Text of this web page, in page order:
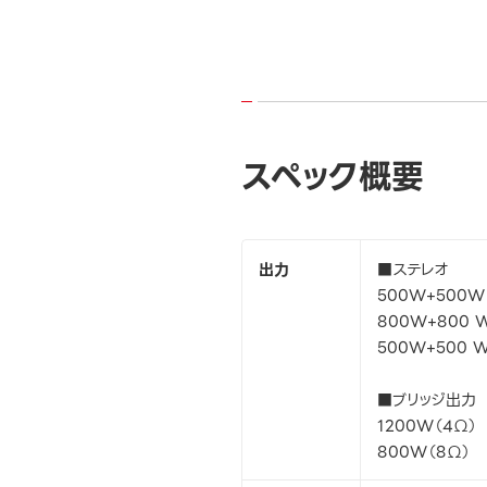
スペック概要
出力
■ステレオ
500W+500W
800W+800 W
500W+500 W
■ブリッジ出力
1200W（4Ω）
800W（8Ω）